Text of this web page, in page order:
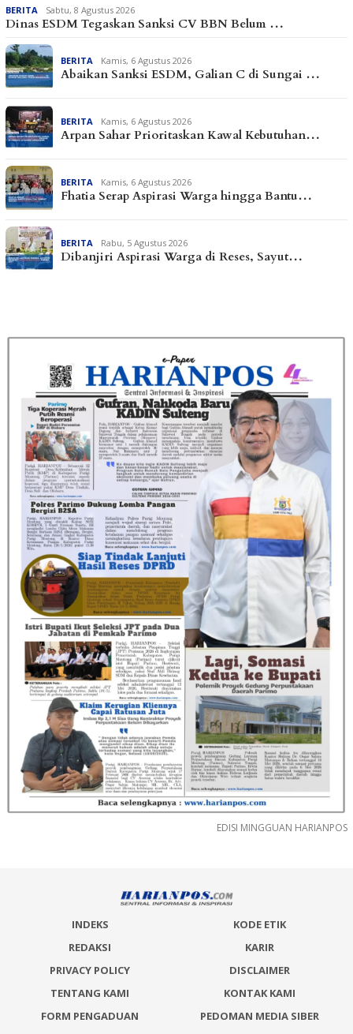
BERITA Sabtu, 8 Agustus 2026
Dinas ESDM Tegaskan Sanksi CV BBN Belum …
BERITA Kamis, 6 Agustus 2026
Abaikan Sanksi ESDM, Galian C di Sungai …
BERITA Kamis, 6 Agustus 2026
Arpan Sahar Prioritaskan Kawal Kebutuhan…
BERITA Kamis, 6 Agustus 2026
Fhatia Serap Aspirasi Warga hingga Bantu…
BERITA Rabu, 5 Agustus 2026
Dibanjiri Aspirasi Warga di Reses, Sayut…
EDISI MINGGUAN HARIANPOS
INDEKS
KODE ETIK
REDAKSI
KARIR
PRIVACY POLICY
DISCLAIMER
TENTANG KAMI
KONTAK KAMI
FORM PENGADUAN
PEDOMAN MEDIA SIBER